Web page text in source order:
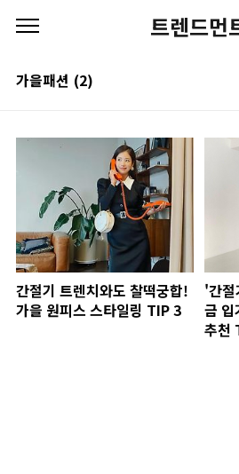
트렌드먼
가을패션 (2)
간절기 트렌치와도 찰떡궁합!
가을 원피스 스타일링 TIP 3
'간절
금 입
추천